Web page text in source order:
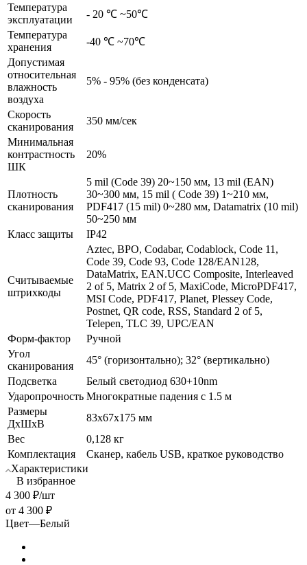
Температура
эксплуатации
- 20 ℃ ~50℃
Температура
хранения
-40 ℃ ~70℃
Допустимая
относительная
влажность
воздуха
5% - 95% (без конденсата)
Скорость
сканирования
350 мм/сек
Минимальная
контрастность
ШК
20%
Плотность
сканирования
5 mil (Code 39) 20~150 мм, 13 mil (EAN)
30~300 мм, 15 mil ( Code 39) 1~210 мм,
PDF417 (15 mil) 0~280 мм, Datamatrix (10 mil)
50~250 мм
Класс защиты
IP42
Считываемые
штрихкоды
Aztec, BPO, Codabar, Codablock, Code 11,
Code 39, Code 93, Code 128/EAN128,
DataMatrix, EAN.UCC Composite, Interleaved
2 of 5, Matrix 2 of 5, MaxiCode, MicroPDF417,
MSI Code, PDF417, Planet, Plessey Code,
Postnet, QR code, RSS, Standard 2 of 5,
Telepen, TLC 39, UPC/EAN
Форм-фактор
Ручной
Угол
сканирования
45° (горизонтально); 32° (вертикально)
Подсветка
Белый светодиод 630+10nm
Ударопрочность Многократные падения с 1.5 м
Размеры
ДхШхВ
83х67х175 мм
Вес
0,128 кг
Комплектация
Сканер, кабель USB, краткое руководство
Характеристики
В избранное
4 300 ₽/шт
от 4 300 ₽
Цвет—Белый